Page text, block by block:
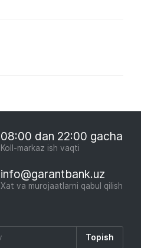
08:00 dan 22:00 gacha
Koll-markaz ish vaqti
info@garantbank.uz
Xat va murojaatlarni qabul qilish
Topish